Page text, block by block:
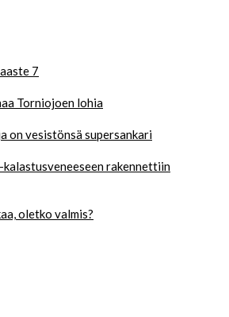
7
Torniojoen lohia
on vesistönsä supersankari
rakennettiin
oletko valmis?